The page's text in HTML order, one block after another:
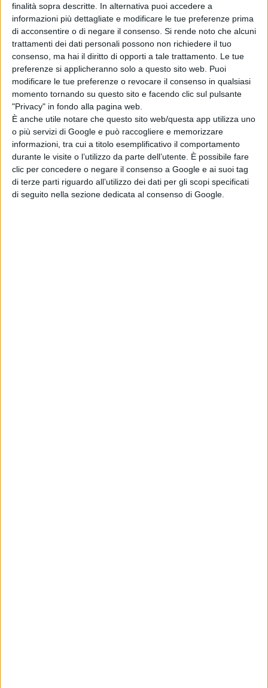
finalità sopra descritte. In alternativa puoi accedere a
informazioni più dettagliate e modificare le tue preferenze prima
di acconsentire o di negare il consenso. Si rende noto che alcuni
trattamenti dei dati personali possono non richiedere il tuo
consenso, ma hai il diritto di opporti a tale trattamento. Le tue
preferenze si applicheranno solo a questo sito web. Puoi
modificare le tue preferenze o revocare il consenso in qualsiasi
momento tornando su questo sito e facendo clic sul pulsante
"Privacy" in fondo alla pagina web.
È anche utile notare che questo sito web/questa app utilizza uno
o più servizi di Google e può raccogliere e memorizzare
informazioni, tra cui a titolo esemplificativo il comportamento
durante le visite o l’utilizzo da parte dell’utente. È possibile fare
clic per concedere o negare il consenso a Google e ai suoi tag
di terze parti riguardo all’utilizzo dei dati per gli scopi specificati
di seguito nella sezione dedicata al consenso di Google.
offrendo sicurezza e serenità ai partecipanti".
"Maddalena Carta era rimasta l’unico punto di
riferimento sanitario per migliaia di cittadini, a Dorgali,
Nuoro, in un contesto già segnato da gravi carenze di
personale - spiega Luciano Congiu, segretario regionale
per la Sardegna del Sindacato medici italiani (Smi) -. Il
suo sacrificio rappresenta, con realismo, l’insostenibile
peso che oggi grava sui medici di famiglia, spesso
costretti a scegliere tra la propria salute e il dovere
professionale. Le persone che lo conoscevano,